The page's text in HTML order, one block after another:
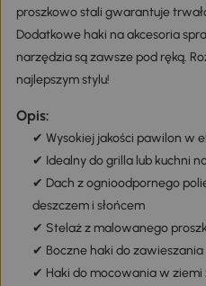
proszkowo stali gwarantuje
Dodatkowe haki na akcesoria
narzędzia są zawsze pod ręką.
najlepszym stylu!
Opis:
✔ Wysokiej jakości pawilon w
✔ Idealny do grilla lub kuchni
✔ Dach z ognioodpornego
deszczem i słońcem
✔ Stelaż z malowanego
✔ Boczne haki do
✔ Haki do mocowania w